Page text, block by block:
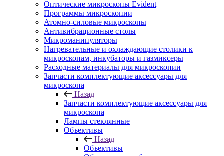
Оптические микроскопы Evident
Программы микроскопии
Атомно-силовые микроскопы
Антивибрационные столы
Микроманипуляторы
Нагревательные и охлаждающие столики к
микроскопам, инкубаторы и газмиксеры
Расходные материалы для микроскопии
Запчасти комплектующие аксессуары для
микроскопа
Назад
Запчасти комплектующие аксессуары для
микроскопа
Лампы стеклянные
Объективы
Назад
Объективы